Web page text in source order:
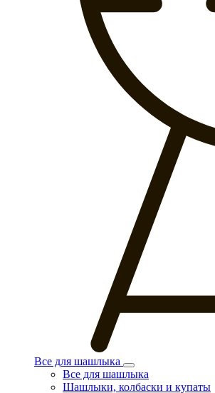
Все для шашлыка
Все для шашлыка
Шашлыки, колбаски и купаты